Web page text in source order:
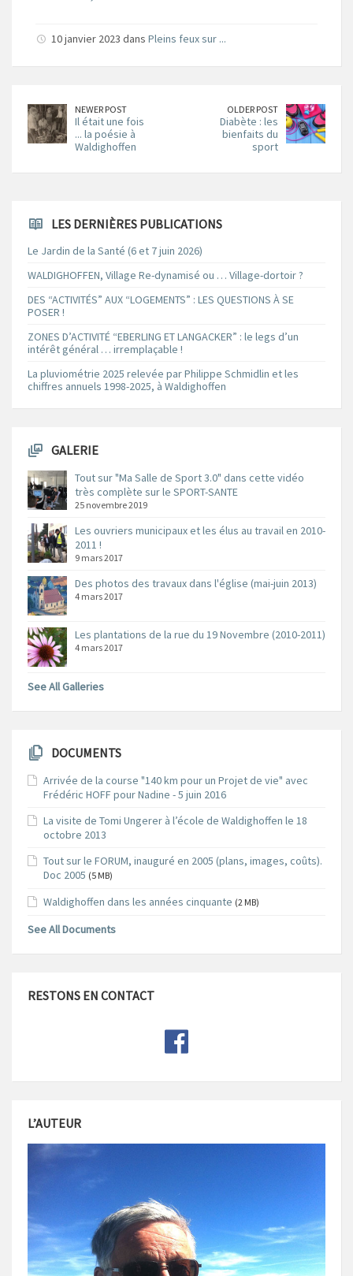
10 janvier 2023 dans Pleins feux sur ...
NEWER POST
Il était une fois
... la poésie à
Waldighoffen
OLDER POST
Diabète : les
bienfaits du
sport
LES DERNIÈRES PUBLICATIONS
Le Jardin de la Santé (6 et 7 juin 2026)
WALDIGHOFFEN, Village Re-dynamisé ou … Village-dortoir ?
DES “ACTIVITÉS” AUX “LOGEMENTS” : LES QUESTIONS À SE
POSER !
ZONES D’ACTIVITÉ “EBERLING ET LANGACKER” : le legs d’un
intérêt général … irremplaçable !
La pluviométrie 2025 relevée par Philippe Schmidlin et les
chiffres annuels 1998-2025, à Waldighoffen
GALERIE
Tout sur "Ma Salle de Sport 3.0" dans cette vidéo
très complète sur le SPORT-SANTE
25 novembre 2019
Les ouvriers municipaux et les élus au travail en 2010-
2011 !
9 mars 2017
Des photos des travaux dans l'église (mai-juin 2013)
4 mars 2017
Les plantations de la rue du 19 Novembre (2010-2011)
4 mars 2017
See All Galleries
DOCUMENTS
Arrivée de la course "140 km pour un Projet de vie" avec
Frédéric HOFF pour Nadine - 5 juin 2016
La visite de Tomi Ungerer à l’école de Waldighoffen le 18
octobre 2013
Tout sur le FORUM, inauguré en 2005 (plans, images, coûts).
Doc 2005 (5 MB)
Waldighoffen dans les années cinquante (2 MB)
See All Documents
RESTONS EN CONTACT
L’AUTEUR